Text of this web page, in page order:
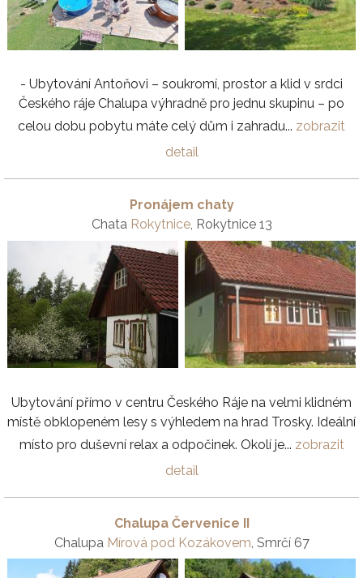
- Ubytování Antoňovi – soukromí, prostor a klid v srdci
Českého ráje Chalupa výhradně pro jednu skupinu – po
celou dobu pobytu máte celý dům i zahradu... zobrazit
detail
Pronájem chaty
Chata Rokytnice, Rokytnice 13
Ubytování přímo v centru Českého Ráje na velmi klidném
místě obklopeném lesy s výhledem na hrad Trosky. Ideální
místo pro duševní relax a odpočinek. Okolí je... zobrazit
detail
Chalupa Červenice II
Chalupa Mírová pod Kozákovem , Smrčí 67